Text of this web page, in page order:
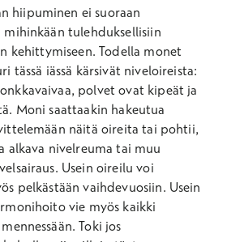
hiipuminen ei suoraan
tulehduksellisiin
kehittymiseen. Todella monet
tässä iässä kärsivät niveloireista:
polvet ovat kipeät ja
Moni saattaakin hakeutua
näitä oireita tai pohtii,
alkava nivelreuma tai muu
Usein oireilu voi
pelkästään vaihdevuosiin. Usein
vie myös kaikki
Toki jos